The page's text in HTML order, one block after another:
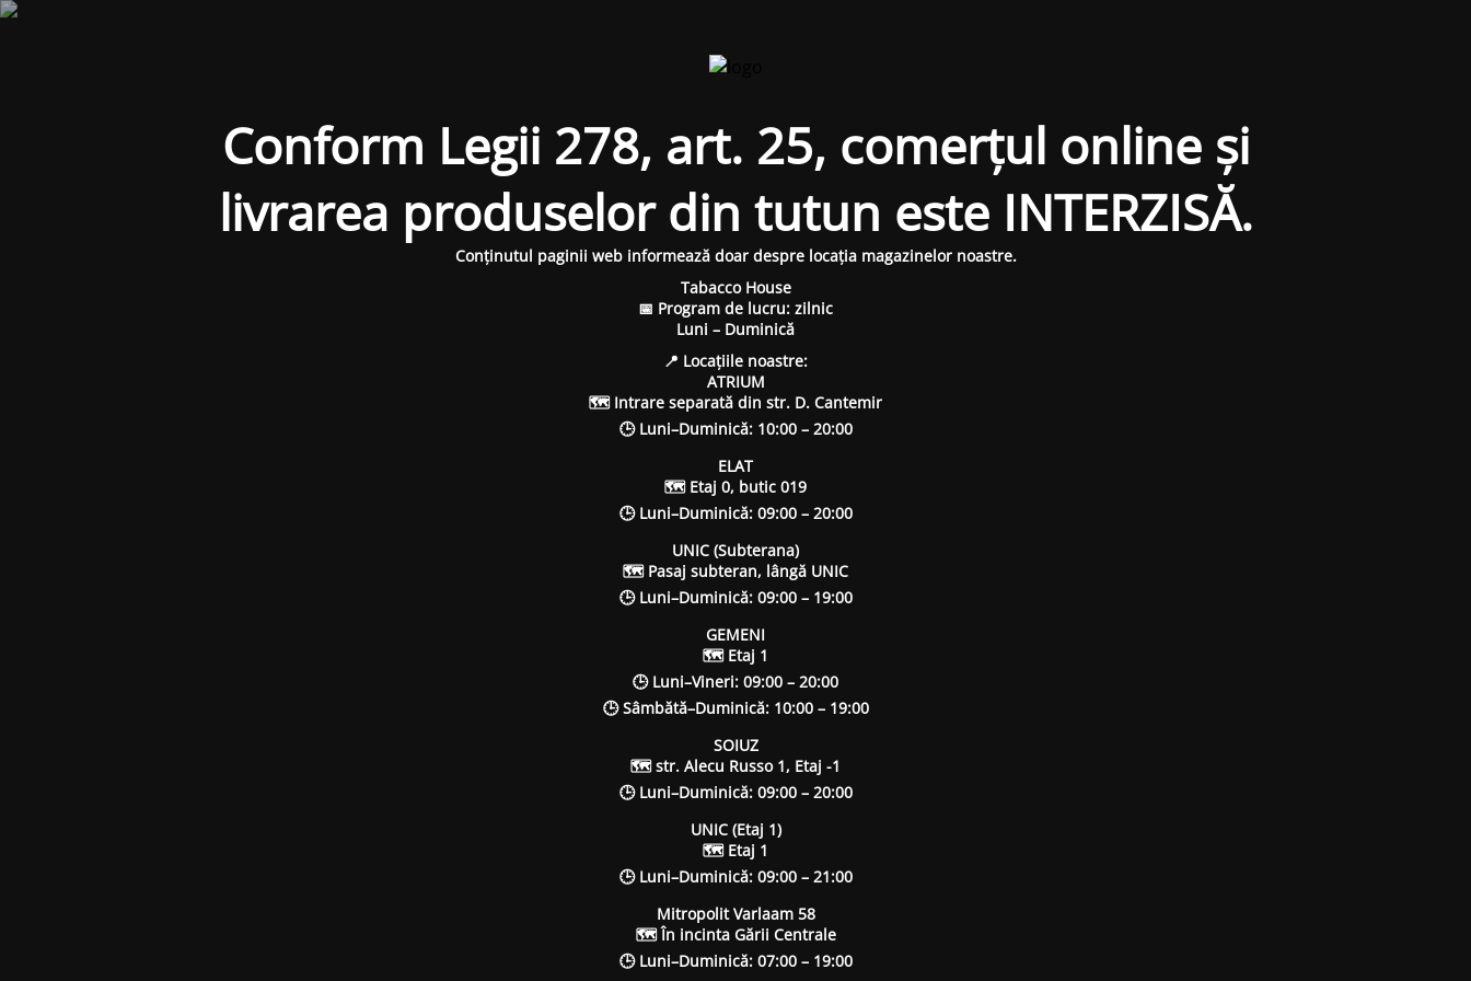
Conform Legii 278, art. 25, comerțul online și
livrarea produselor din tutun este INTERZISĂ.
Conținutul paginii web informează doar despre locația magazinelor noastre.
Tabacco House
📅 Program de lucru: zilnic
Luni – Duminică
📍 Locațiile noastre:
ATRIUM
🗺 Intrare separată din str. D. Cantemir
🕒 Luni–Duminică: 10:00 – 20:00
ELAT
🗺 Etaj 0, butic 019
🕒 Luni–Duminică: 09:00 – 20:00
UNIC (Subterana)
🗺 Pasaj subteran, lângă UNIC
🕒 Luni–Duminică: 09:00 – 19:00
GEMENI
🗺 Etaj 1
🕒 Luni–Vineri: 09:00 – 20:00
🕒 Sâmbătă–Duminică: 10:00 – 19:00
SOIUZ
🗺 str. Alecu Russo 1, Etaj -1
🕒 Luni–Duminică: 09:00 – 20:00
UNIC (Etaj 1)
🗺 Etaj 1
🕒 Luni–Duminică: 09:00 – 21:00
Mitropolit Varlaam 58
🗺 În incinta Gării Centrale
🕒 Luni–Duminică: 07:00 – 19:00